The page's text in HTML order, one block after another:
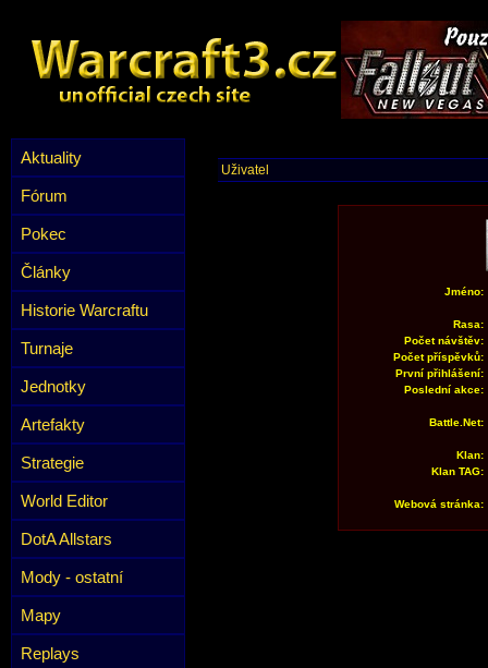
Aktuality
Fórum
Pokec
Články
Historie Warcraftu
Turnaje
Jednotky
Artefakty
Strategie
World Editor
DotA Allstars
Mody - ostatní
Mapy
Replays
Uživatel
Jméno:
Rasa:
Počet návštěv:
Počet příspěvků:
První přihlášení:
Poslední akce:
Battle.Net:
Klan:
Klan TAG:
Webová stránka: